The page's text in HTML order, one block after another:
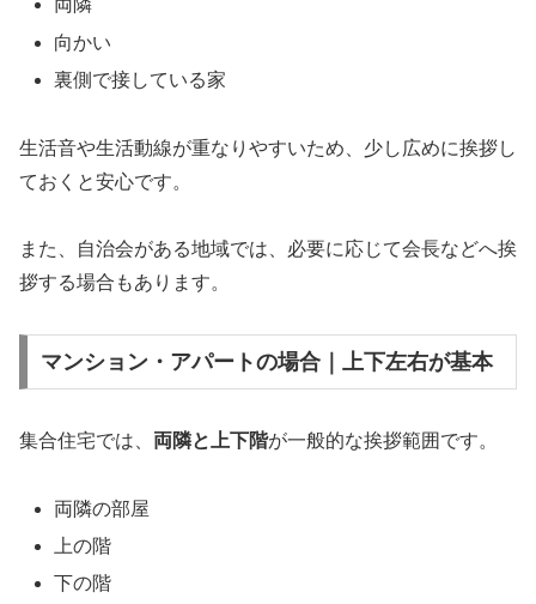
両隣
向かい
裏側で接している家
生活音や生活動線が重なりやすいため、少し広めに挨拶し
ておくと安心です。
また、自治会がある地域では、必要に応じて会長などへ挨
拶する場合もあります。
マンション・アパートの場合｜上下左右が基本
集合住宅では、 両隣と上下階が一般的な挨拶範囲です。
両隣の部屋
上の階
下の階